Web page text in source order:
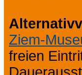
Ziem-
freien